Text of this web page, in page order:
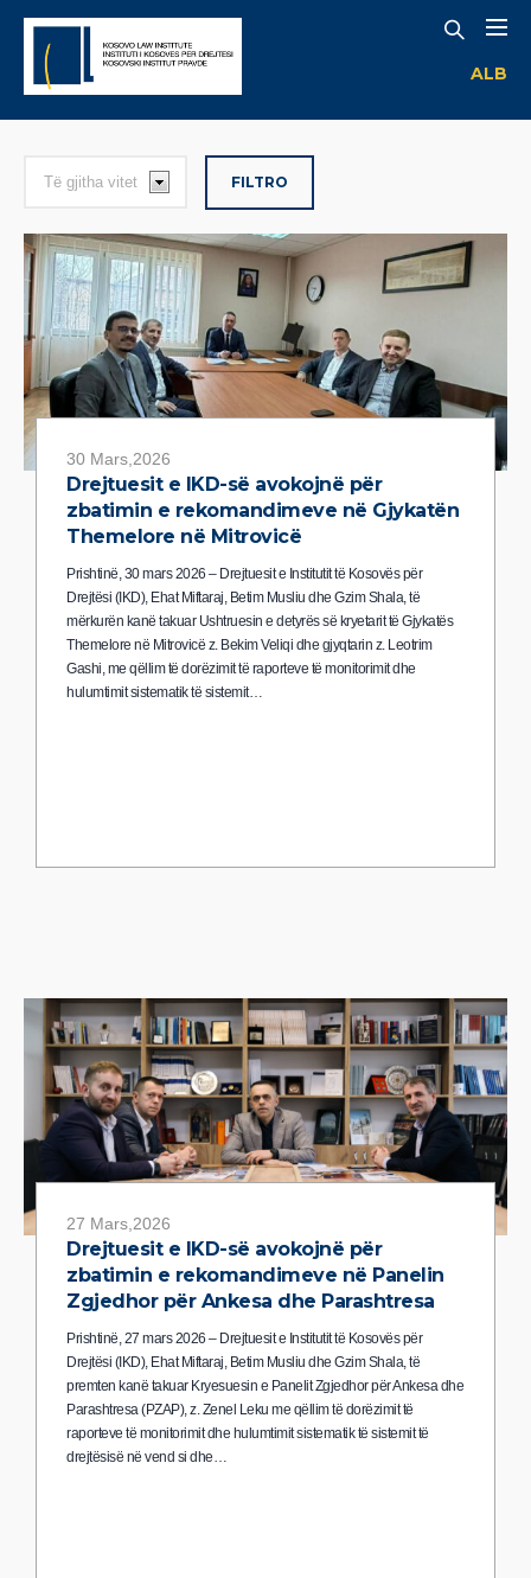
ALB
FILTRO
30 Mars,2026
Drejtuesit e IKD-së avokojnë për
zbatimin e rekomandimeve në Gjykatën
Themelore në Mitrovicë
Prishtinë, 30 mars 2026 – Drejtuesit e Institutit të Kosovës për
Drejtësi (IKD), Ehat Miftaraj, Betim Musliu dhe Gzim Shala, të
mërkurën kanë takuar Ushtruesin e detyrës së kryetarit të Gjykatës
Themelore në Mitrovicë z. Bekim Veliqi dhe gjyqtarin z. Leotrim
Gashi, me qëllim të dorëzimit të raporteve të monitorimit dhe
hulumtimit sistematik të sistemit…
27 Mars,2026
Drejtuesit e IKD-së avokojnë për
zbatimin e rekomandimeve në Panelin
Zgjedhor për Ankesa dhe Parashtresa
Prishtinë, 27 mars 2026 – Drejtuesit e Institutit të Kosovës për
Drejtësi (IKD), Ehat Miftaraj, Betim Musliu dhe Gzim Shala, të
premten kanë takuar Kryesuesin e Panelit Zgjedhor për Ankesa dhe
Parashtresa (PZAP), z. Zenel Leku me qëllim të dorëzimit të
raporteve të monitorimit dhe hulumtimit sistematik të sistemit të
drejtësisë në vend si dhe…